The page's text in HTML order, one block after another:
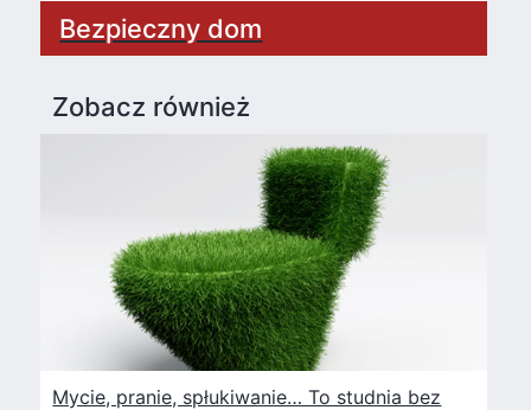
Bezpieczny dom
Zobacz również
Mycie, pranie, spłukiwanie… To studnia bez